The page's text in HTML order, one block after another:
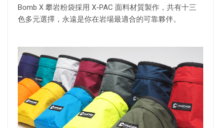
Bomb X 攀岩粉袋採用 X-PAC 面料材質製作，共有十三
色多元選擇，永遠是你在岩場最適合的可靠夥伴。